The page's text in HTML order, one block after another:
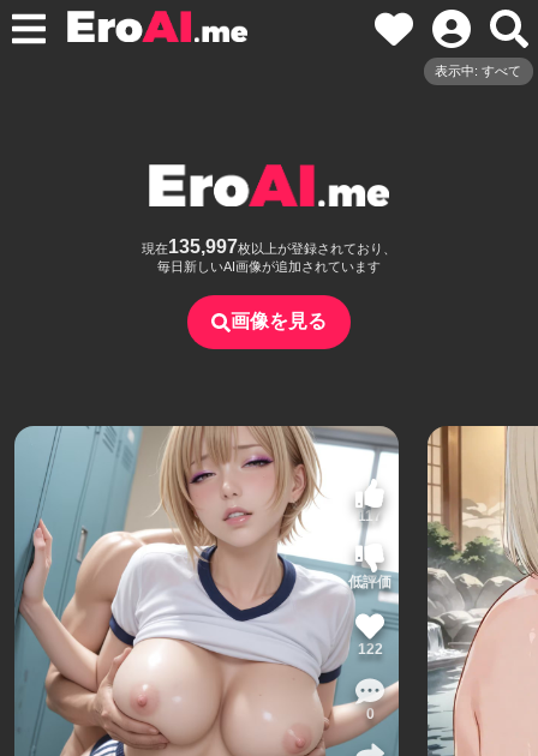
表示中: すべて
現在135,997枚以上が登録されており、
毎日新しいAI画像が追加されています
画像を見る
117
低評価
122
0